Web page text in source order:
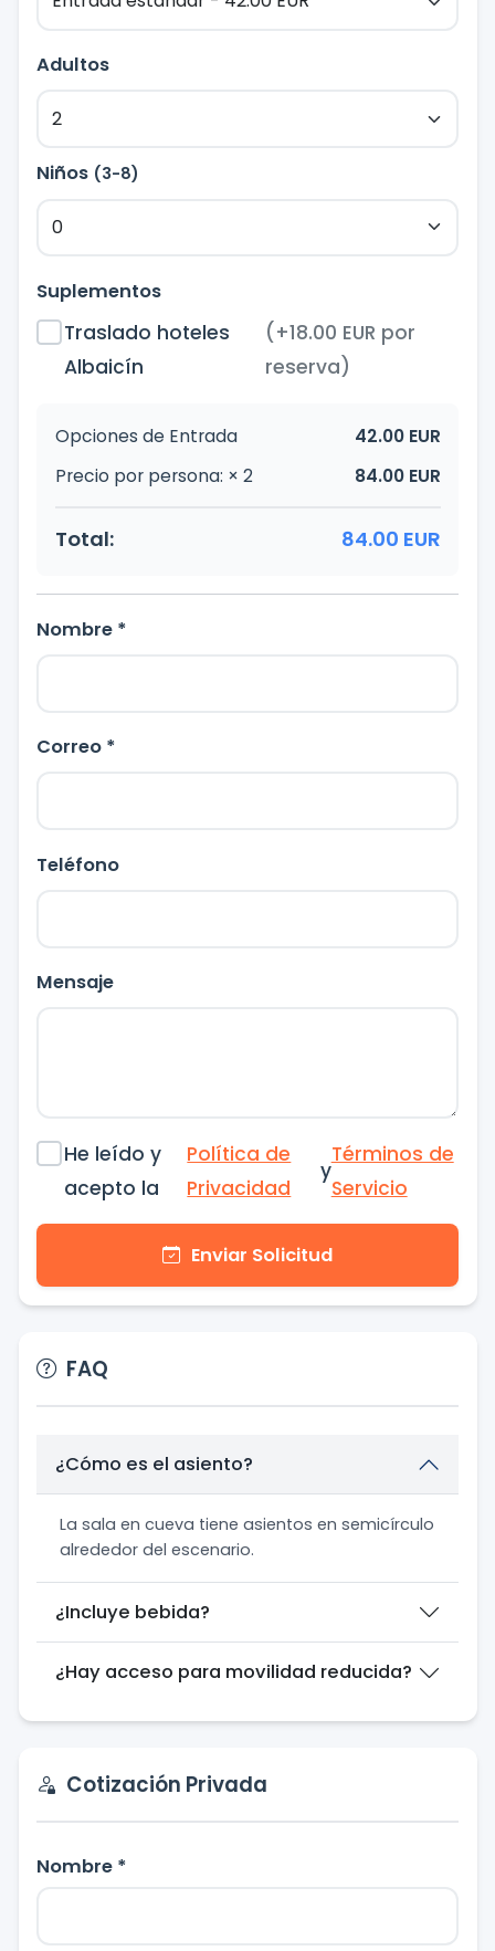
Adultos
Niños (3-8)
Suplementos
Traslado hoteles
Albaicín
(+18.00 EUR por
reserva)
Opciones de Entrada
42.00 EUR
Precio por persona: × 2 84.00 EUR
Total: 84.00 EUR
Nombre *
Correo *
Teléfono
Mensaje
He leído y
acepto la
Política de
Privacidad
y
Términos de
Servicio
Enviar Solicitud
FAQ
¿Cómo es el asiento?
La sala en cueva tiene asientos en semicírculo
alrededor del escenario.
¿Incluye bebida?
¿Hay acceso para movilidad reducida?
Cotización Privada
Nombre *